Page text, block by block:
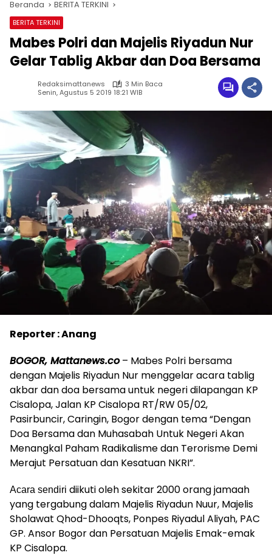
Beranda BERITA TERKINI
BERITA TERKINI
Mabes Polri dan Majelis Riyadun Nur
Gelar Tablig Akbar dan Doa Bersama
Redaksimattanews
3 Min Baca
Senin, Agustus 5 2019 18:21 WIB
Reporter : Anang
BOGOR, Mattanews.co– Mabes Polri bersama
dengan Majelis Riyadun Nur menggelar acara tablig
akbar dan doa bersama untuk negeri dilapangan KP
Cisalopa, Jalan KP Cisalopa RT/RW 05/02,
Pasirbuncir, Caringin, Bogor dengan tema “Dengan
Doa Bersama dan Muhasabah Untuk Negeri Akan
Menangkal Paham Radikalisme dan Terorisme Demi
Merajut Persatuan dan Kesatuan NKRI”.
Acara sendiri diikuti oleh sekitar 2000 orang jamaah
yang tergabung dalam Majelis Riyadun Nuur, Majelis
Sholawat Qhod-Dhooqts, Ponpes Riyadul Aliyah, PAC
GP. Ansor Bogor dan Persatuan Majelis Emak-emak
KP Cisalopa.